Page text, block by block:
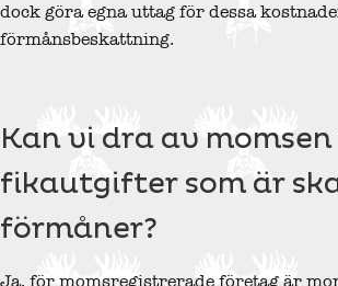
dock göra egna uttag för dessa
förmånsbeskattning.
Kan vi dra av
fikautgifter som är
förmåner?
Ja, för momsregistrerade företag är